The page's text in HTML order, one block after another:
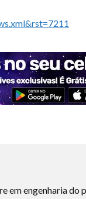
em engenharia do